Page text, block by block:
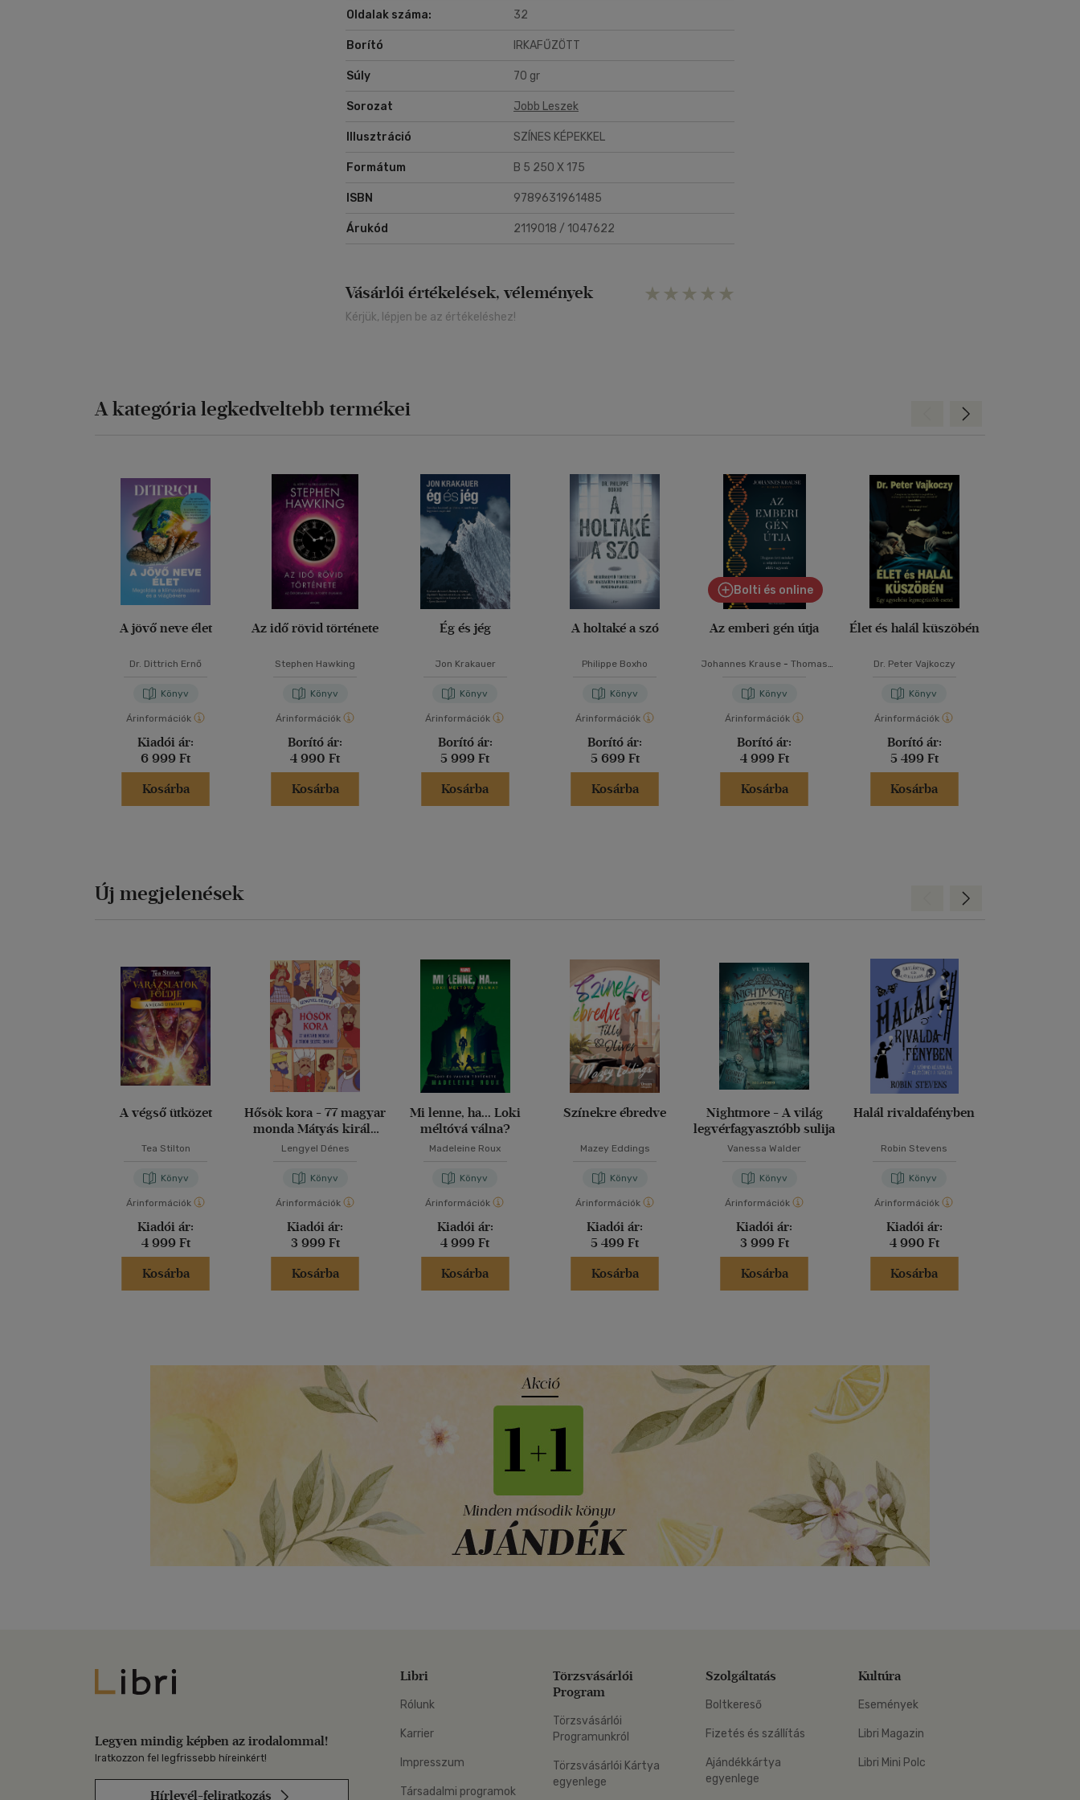
Oldalak száma: 32
Borító IRKAFŰZÖTT
Súly 70 gr
Sorozat Jobb Leszek
Illusztráció SZÍNES KÉPEKKEL
Formátum B 5 250 X 175
ISBN 9789631961485
Árukód 2119018 / 1047622
Vásárlói értékelések, vélemények
Kérjük, lépjen be az értékeléshez!
A kategória legkedveltebb termékei
A jövő neve élet
Dr. Dittrich Ernő
Könyv
Árinformációk
Kiadói ár:
6 999 Ft
Kosárba
Az idő rövid története
Stephen Hawking
Könyv
Árinformációk
Borító ár:
4 990 Ft
Kosárba
Ég és jég
Jon Krakauer
Könyv
Árinformációk
Borító ár:
5 999 Ft
Kosárba
A holtaké a szó
Philippe Boxho
Könyv
Árinformációk
Borító ár:
5 699 Ft
Kosárba
Bolti és online
Az emberi gén útja
Johannes Krause -Thomas
Könyv
Árinformációk
Borító ár:
4 999 Ft
Kosárba
Élet és halál küszöbén
Dr. Peter Vajkoczy
Könyv
Árinformációk
Borító ár:
5 499 Ft
Kosárba
Előre
Új megjelenések
A végső ütközet
Tea Stilton
Könyv
Árinformációk
Kiadói ár:
4 999 Ft
Kosárba
Hősök kora - 77 magyar
monda Mátyás király
korától 1848-ig
Lengyel Dénes
Könyv
Árinformációk
Kiadói ár:
3 999 Ft
Kosárba
Mi lenne, ha... Loki
méltóvá válna?
Madeleine Roux
Könyv
Árinformációk
Kiadói ár:
4 999 Ft
Kosárba
Színekre ébredve
Mazey Eddings
Könyv
Árinformációk
Kiadói ár:
5 499 Ft
Kosárba
Nightmore - A világ
legvérfagyasztóbb sulija
Vanessa Walder
Könyv
Árinformációk
Kiadói ár:
3 999 Ft
Kosárba
Halál rivaldafényben
Robin Stevens
Könyv
Árinformációk
Kiadói ár:
4 990 Ft
Kosárba
Előre
Libri
Legyen mindig képben az irodalommal!
Iratkozzon fel legfrissebb híreinkért!
Hírlevél-feliratkozás
Libri
Rólunk
Karrier
Impresszum
Társadalmi programok
Törzsvásárlói
Program
Törzsvásárlói
Programunkról
Törzsvásárlói Kártya
egyenlege
Szolgáltatás
Boltkereső
Fizetés és szállítás
Ajándékkártya
egyenlege
Kultúra
Események
Libri Magazin
Libri Mini Polc